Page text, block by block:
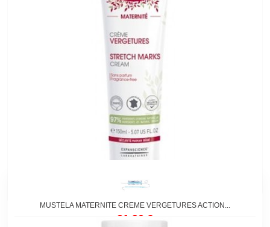
MUSTELA MATERNITE CREME VERGETURES ACTION...
21,90 €